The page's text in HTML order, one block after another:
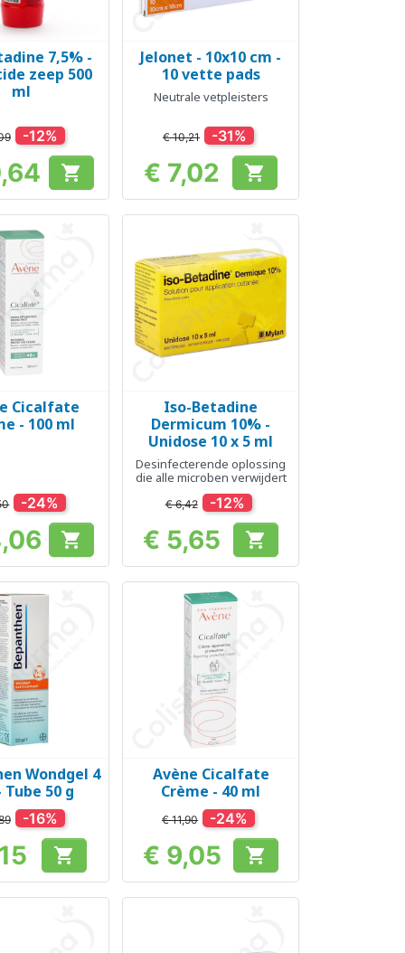
bekijken7,5% -
zeep 500
ml
-12%
Prijs 
Snel bekijken
Jelonet - 10x10 cm -
10 vette pads
Neutrale vetpleisters
€ 10,21 -31%
Prijs
€ 7,02 
bekijken
Cicalfate
- 100 ml
-24%
Prijs 
Snel bekijken
Iso-Betadine
Dermicum 10% -
Unidose 10 x 5 ml
Desinfecterende oplossing
die alle microben verwijdert
€ 6,42 -12%
Prijs
€ 5,65 
bekijken
Wondgel 4
Tube 50 g
-16%
Prijs 
Snel bekijken
Avène Cicalfate
Crème - 40 ml
€ 11,90 -24%
Prijs
€ 9,05 